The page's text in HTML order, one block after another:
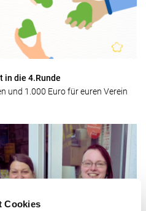
Cookies
in die 4.Runde
und 1.000 Euro für euren Verein